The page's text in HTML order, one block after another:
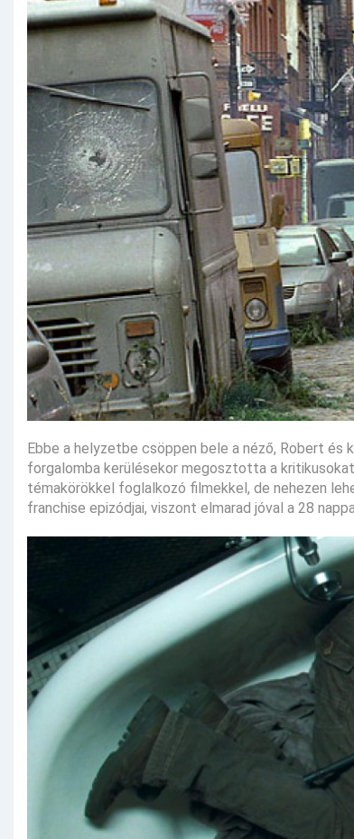
Ebbe a helyzetbe csöppen bele a néző, Robert
forgalomba kerülésekor megosztotta a
témakörökkel foglalkozó filmekkel, de nehezen
franchise epizódjai, viszont elmarad jóval a 28